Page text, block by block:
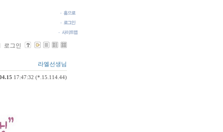
로그인
라엘선생님
17:47:32 (*.15.114.44)